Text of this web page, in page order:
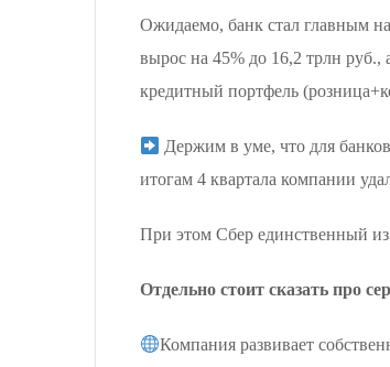
Ожидаемо, банк стал главным
вырос на 45% до 16,2 трлн руб.,
кредитный портфель
Держим в уме, что для
итогам 4 квартала компании
При этом Сбер единственный
Отдельно стоит сказать про
Компания развивает